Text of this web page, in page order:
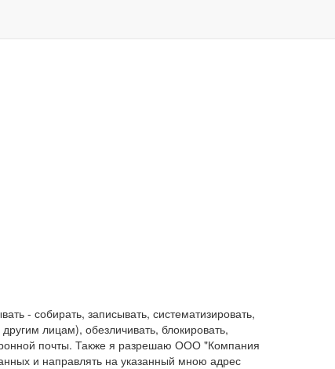
- собирать, записывать, систематизировать,
лицам), обезличивать, блокировать,
почты. Также я разрешаю ООО "Компания
и направлять на указанный мною адрес